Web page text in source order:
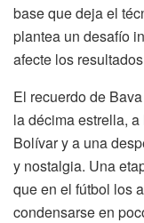
base que deja el
plantea un desafío
afecte los
El recuerdo de
la décima estrella,
Bolívar y a una
y nostalgia. Una
que en el fútbol los
condensarse en